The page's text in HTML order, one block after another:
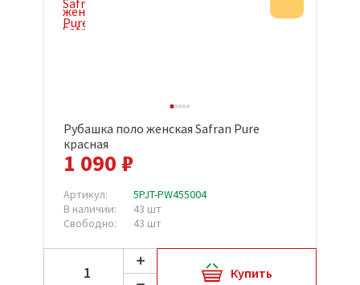
Рубашка поло женская Safran Pure
красная
1 090 ₽
Артикул:
5PJT-PW455004
В наличии:
43 шт
Свободно:
43 шт
Купить